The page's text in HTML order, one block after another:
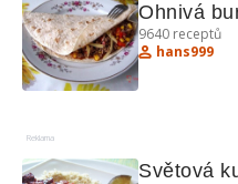
Ohnivá
Hradečtí
9640 receptů
hans999
Reklama
Světová